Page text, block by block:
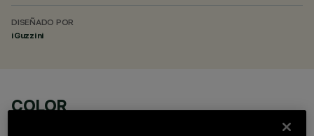
DISEÑADO POR
iGuzzini
COLOR